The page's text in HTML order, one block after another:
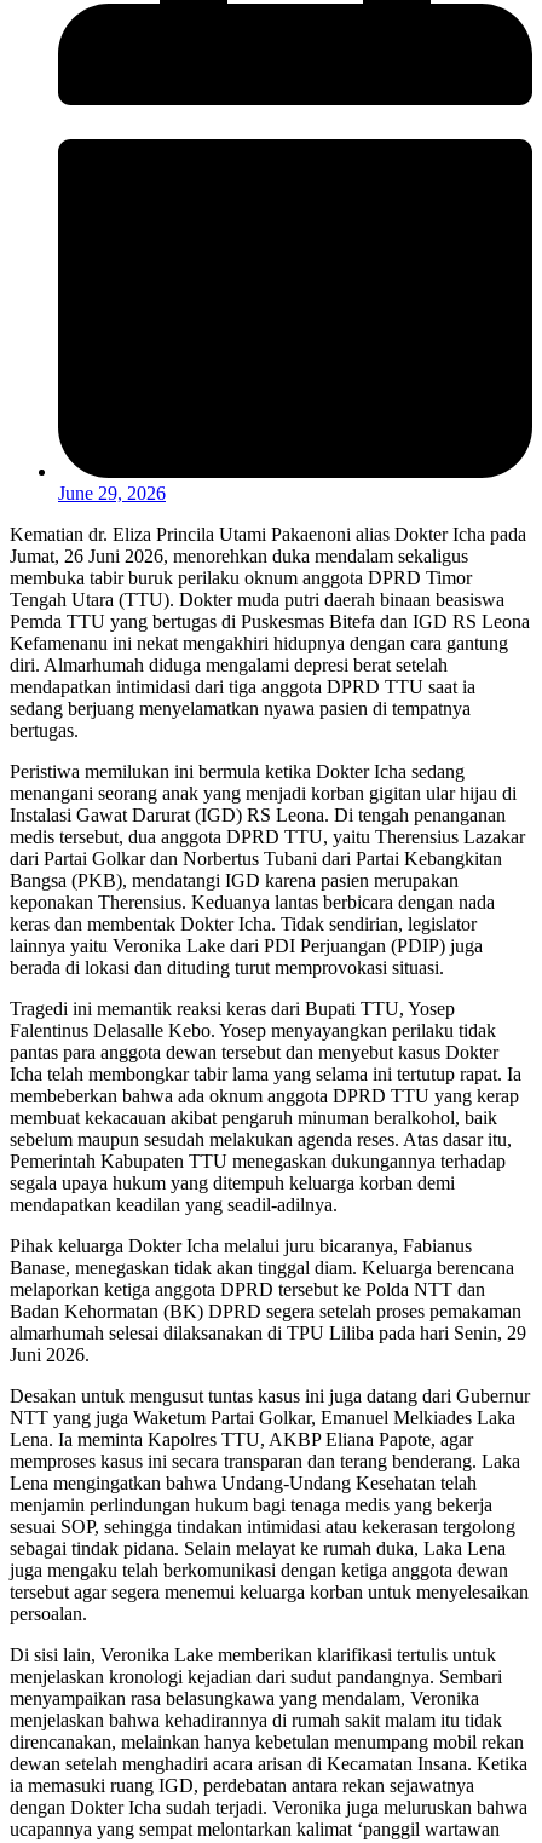
June 29, 2026
Kematian dr. Eliza Princila Utami Pakaenoni alias Dokter Icha pada
Jumat, 26 Juni 2026, menorehkan duka mendalam sekaligus
membuka tabir buruk perilaku oknum anggota DPRD Timor
Tengah Utara (TTU). Dokter muda putri daerah binaan beasiswa
Pemda TTU yang bertugas di Puskesmas Bitefa dan IGD RS Leona
Kefamenanu ini nekat mengakhiri hidupnya dengan cara gantung
diri. Almarhumah diduga mengalami depresi berat setelah
mendapatkan intimidasi dari tiga anggota DPRD TTU saat ia
sedang berjuang menyelamatkan nyawa pasien di tempatnya
bertugas.
Peristiwa memilukan ini bermula ketika Dokter Icha sedang
menangani seorang anak yang menjadi korban gigitan ular hijau di
Instalasi Gawat Darurat (IGD) RS Leona. Di tengah penanganan
medis tersebut, dua anggota DPRD TTU, yaitu Therensius Lazakar
dari Partai Golkar dan Norbertus Tubani dari Partai Kebangkitan
Bangsa (PKB), mendatangi IGD karena pasien merupakan
keponakan Therensius. Keduanya lantas berbicara dengan nada
keras dan membentak Dokter Icha. Tidak sendirian, legislator
lainnya yaitu Veronika Lake dari PDI Perjuangan (PDIP) juga
berada di lokasi dan dituding turut memprovokasi situasi.
Tragedi ini memantik reaksi keras dari Bupati TTU, Yosep
Falentinus Delasalle Kebo. Yosep menyayangkan perilaku tidak
pantas para anggota dewan tersebut dan menyebut kasus Dokter
Icha telah membongkar tabir lama yang selama ini tertutup rapat. Ia
membeberkan bahwa ada oknum anggota DPRD TTU yang kerap
membuat kekacauan akibat pengaruh minuman beralkohol, baik
sebelum maupun sesudah melakukan agenda reses. Atas dasar itu,
Pemerintah Kabupaten TTU menegaskan dukungannya terhadap
segala upaya hukum yang ditempuh keluarga korban demi
mendapatkan keadilan yang seadil-adilnya.
Pihak keluarga Dokter Icha melalui juru bicaranya, Fabianus
Banase, menegaskan tidak akan tinggal diam. Keluarga berencana
melaporkan ketiga anggota DPRD tersebut ke Polda NTT dan
Badan Kehormatan (BK) DPRD segera setelah proses pemakaman
almarhumah selesai dilaksanakan di TPU Liliba pada hari Senin, 29
Juni 2026.
Desakan untuk mengusut tuntas kasus ini juga datang dari Gubernur
NTT yang juga Waketum Partai Golkar, Emanuel Melkiades Laka
Lena. Ia meminta Kapolres TTU, AKBP Eliana Papote, agar
memproses kasus ini secara transparan dan terang benderang. Laka
Lena mengingatkan bahwa Undang-Undang Kesehatan telah
menjamin perlindungan hukum bagi tenaga medis yang bekerja
sesuai SOP, sehingga tindakan intimidasi atau kekerasan tergolong
sebagai tindak pidana. Selain melayat ke rumah duka, Laka Lena
juga mengaku telah berkomunikasi dengan ketiga anggota dewan
tersebut agar segera menemui keluarga korban untuk menyelesaikan
persoalan.
Di sisi lain, Veronika Lake memberikan klarifikasi tertulis untuk
menjelaskan kronologi kejadian dari sudut pandangnya. Sembari
menyampaikan rasa belasungkawa yang mendalam, Veronika
menjelaskan bahwa kehadirannya di rumah sakit malam itu tidak
direncanakan, melainkan hanya kebetulan menumpang mobil rekan
dewan setelah menghadiri acara arisan di Kecamatan Insana. Ketika
ia memasuki ruang IGD, perdebatan antara rekan sejawatnya
dengan Dokter Icha sudah terjadi. Veronika juga meluruskan bahwa
ucapannya yang sempat melontarkan kalimat ‘panggil wartawan